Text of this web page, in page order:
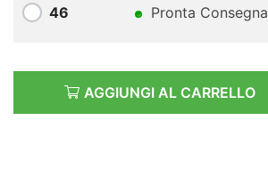
46 Pronta Consegna
AGGIUNGI AL CARRELLO